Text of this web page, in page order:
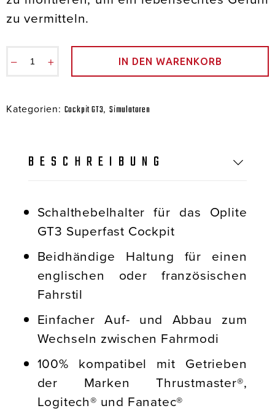
zu vermitteln.
− + IN DEN WARENKORB
Kategorien: Cockpit GT3,Simulatoren
BESCHREIBUNG
Schalthebelhalter für das Oplite
GT3 Superfast Cockpit
Beidhändige Haltung für einen
englischen oder französischen
Fahrstil
Einfacher Auf- und Abbau zum
Wechseln zwischen Fahrmodi
100% kompatibel mit Getrieben
der Marken Thrustmaster®,
Logitech® und Fanatec®